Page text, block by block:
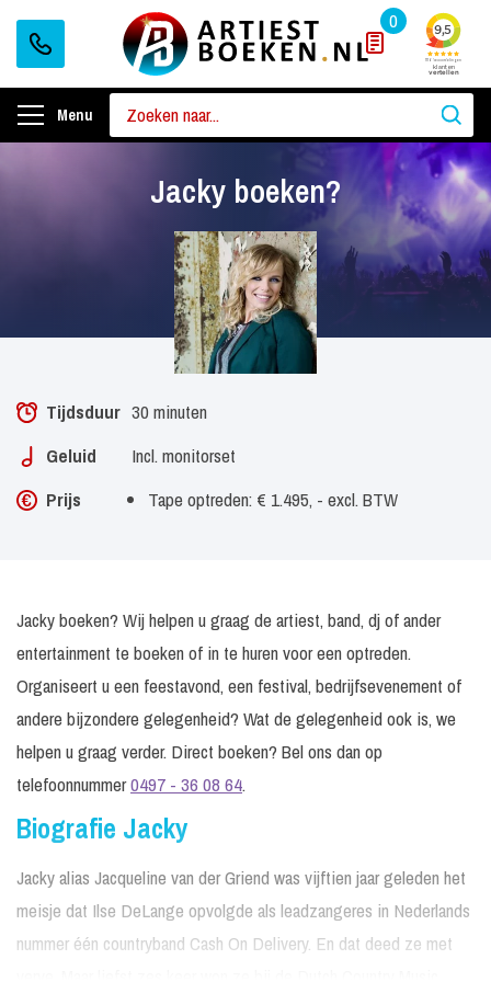
0
Menu
Jacky boeken?
Tijdsduur 30 minuten
Geluid
Incl. monitorset
Prijs
Tape optreden: € 1.495, - excl. BTW
Jacky boeken? Wij helpen u graag de artiest, band, dj of ander
entertainment te boeken of in te huren voor een optreden.
Organiseert u een feestavond, een festival, bedrijfsevenement of
andere bijzondere gelegenheid? Wat de gelegenheid ook is, we
helpen u graag verder. Direct boeken? Bel ons dan op
telefoonnummer0497 - 36 08 64.
Biografie Jacky
Jacky alias Jacqueline van der Griend was vijftien jaar geleden het
meisje dat Ilse DeLange opvolgde als leadzangeres in Nederlands
nummer één countryband Cash On Delivery. En dat deed ze met